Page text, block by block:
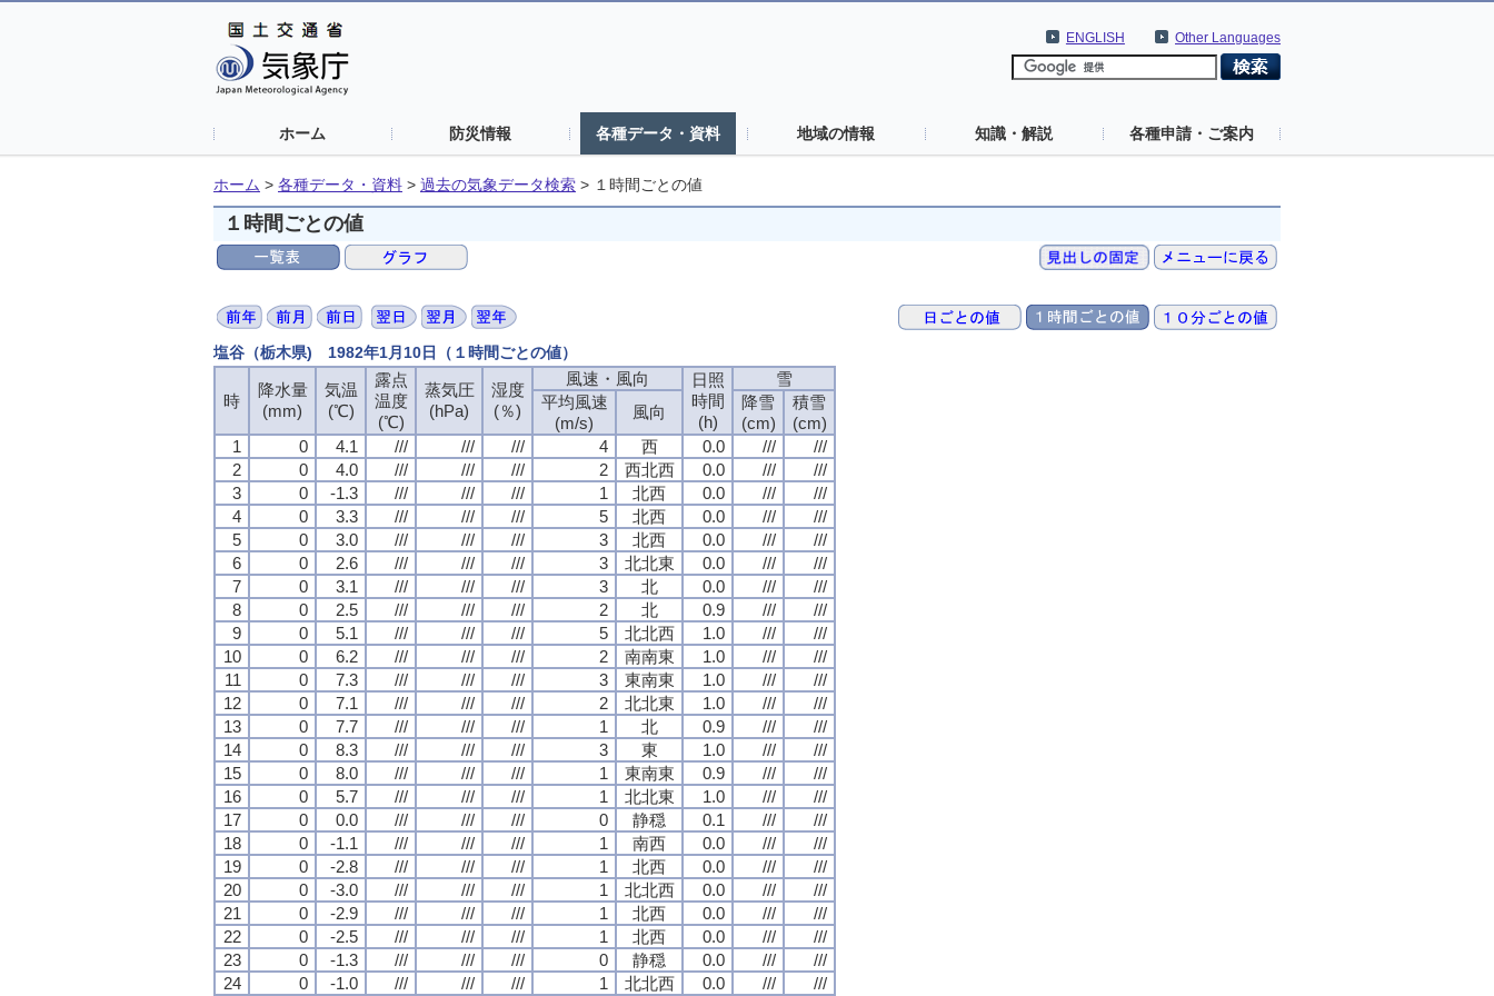
Other Languages
ENGLISH
ホーム 防災情報 各種データ・資料 地域の情報 知識・解説 各種申請・ご案内
ホーム > 各種データ・資料 > 過去の気象データ検索 > １時間ごとの値
１時間ごとの値
塩谷（栃木県) 1982年1月10日（１時間ごとの値）
時
降水量
(mm)
気温
(℃)
露点
温度
(℃)
蒸気圧
(hPa)
湿度
(％)
風速・風向
日照
時間
(h)
雪
平均風速
(m/s)
風向
降雪
(cm)
積雪
(cm)
1
0 4.1 /// /// /// 4 西 0.0 ///
///
2
0 4.0 /// /// /// 2 西北西 0.0 ///
///
3
0 -1.3 /// /// /// 1 北西 0.0 ///
///
4
0 3.3 /// /// /// 5 北西 0.0 ///
///
5
0 3.0 /// /// /// 3 北西 0.0 ///
///
6
0 2.6 /// /// /// 3 北北東 0.0 ///
///
7
0 3.1 /// /// /// 3 北 0.0 ///
///
8
0 2.5 /// /// /// 2 北 0.9 ///
///
9
0 5.1 /// /// /// 5 北北西 1.0 ///
///
10
0 6.2 /// /// /// 2 南南東 1.0 ///
///
11
0 7.3 /// /// /// 3 東南東 1.0 ///
///
12
0 7.1 /// /// /// 2 北北東 1.0 ///
///
13
0 7.7 /// /// /// 1 北 0.9 ///
///
14
0 8.3 /// /// /// 3 東 1.0 ///
///
15
0 8.0 /// /// /// 1 東南東 0.9 ///
///
16
0 5.7 /// /// /// 1 北北東 1.0 ///
///
17
0 0.0 /// /// /// 0 静穏 0.1 ///
///
18
0 -1.1 /// /// /// 1 南西 0.0 ///
///
19
0 -2.8 /// /// /// 1 北西 0.0 ///
///
20
0 -3.0 /// /// /// 1 北北西 0.0 ///
///
21
0 -2.9 /// /// /// 1 北西 0.0 ///
///
22
0 -2.5 /// /// /// 1 北西 0.0 ///
///
23
0 -1.3 /// /// /// 0 静穏 0.0 ///
///
24
0 -1.0 /// /// /// 1 北北西 0.0 /// ///